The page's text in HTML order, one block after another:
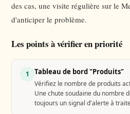
des cas, une visite régulière sur le
d'anticiper le problème.
Les points à vérifier en priorité
1 Tableau de bord "Produits"
Vérifiez le nombre de produits
Une chute soudaine du nombre
toujours un signal d'alerte à